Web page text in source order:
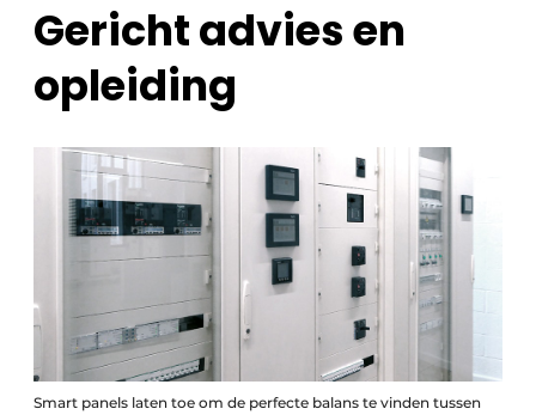
Gericht advies en
opleiding
Smart panels laten toe om de perfecte balans te vinden tussen